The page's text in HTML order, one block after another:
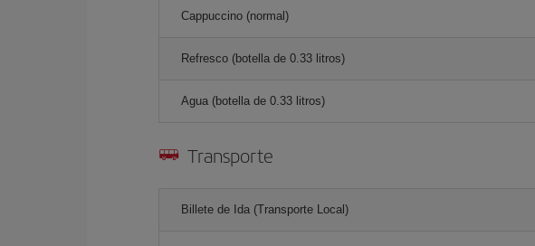
Cappuccino (normal)
Refresco (botella de 0.33 litros)
Agua (botella de 0.33 litros)
Transporte
Billete de Ida (Transporte Local)